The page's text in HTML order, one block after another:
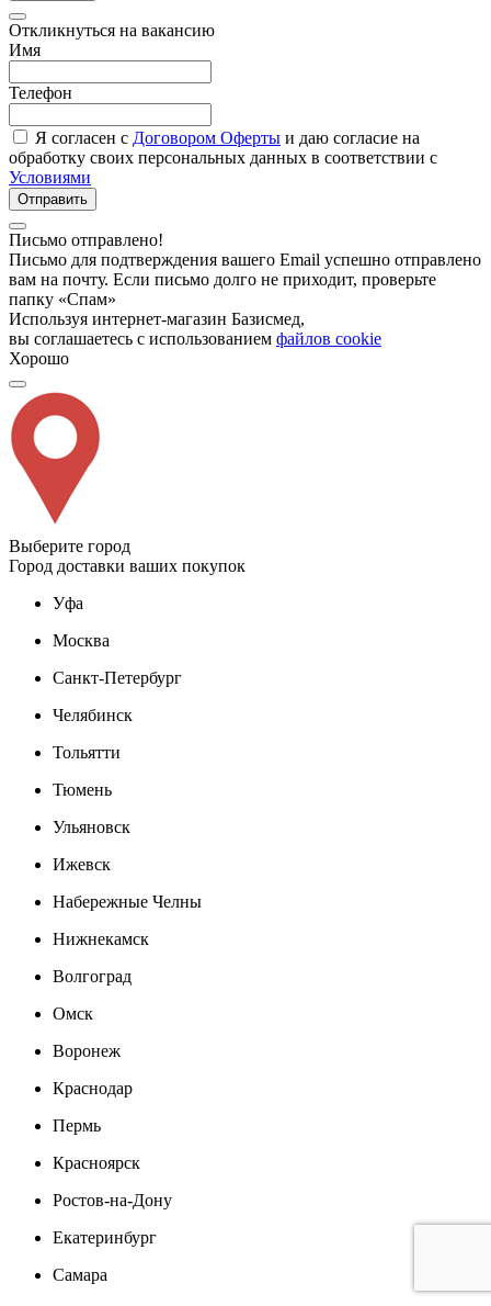
Откликнуться на вакансию
Имя
Телефон
Я согласен с Договором Оферты и даю согласие на
обработку своих персональных данных в соответствии с
Условиями
Отправить
Письмо отправлено!
Письмо для подтверждения вашего Email успешно отправлено
вам на почту. Если письмо долго не приходит, проверьте
папку «Спам»
Используя интернет-магазин Базисмед,
вы соглашаетесь с использованием файлов cookie
Хорошо
Выберите город
Город доставки ваших покупок
Уфа
Москва
Санкт-Петербург
Челябинск
Тольятти
Тюмень
Ульяновск
Ижевск
Набережные Челны
Нижнекамск
Волгоград
Омск
Воронеж
Краснодар
Пермь
Красноярск
Ростов-на-Дону
Екатеринбург
Самара